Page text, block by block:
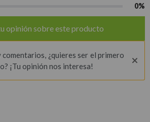
0%
opinión sobre este producto
comentarios, ¿quieres ser el primero
¡Tu opinión nos interesa!